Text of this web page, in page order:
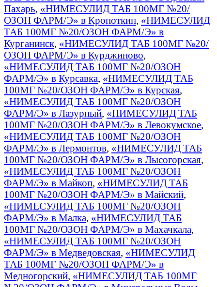
Пахарь, «НИМЕСУЛИД ТАБ 100МГ №20/
ОЗОН ФАРМ/Э» в Кропоткин, «НИМЕСУЛИД
ТАБ 100МГ №20/ОЗОН ФАРМ/Э» в
Курганинск, «НИМЕСУЛИД ТАБ 100МГ №20/
ОЗОН ФАРМ/Э» в Курджиново,
«НИМЕСУЛИД ТАБ 100МГ №20/ОЗОН
ФАРМ/Э» в Курсавка, «НИМЕСУЛИД ТАБ
100МГ №20/ОЗОН ФАРМ/Э» в Курская,
«НИМЕСУЛИД ТАБ 100МГ №20/ОЗОН
ФАРМ/Э» в Лазурный, «НИМЕСУЛИД ТАБ
100МГ №20/ОЗОН ФАРМ/Э» в Левокумское,
«НИМЕСУЛИД ТАБ 100МГ №20/ОЗОН
ФАРМ/Э» в Лермонтов, «НИМЕСУЛИД ТАБ
100МГ №20/ОЗОН ФАРМ/Э» в Лысогорская,
«НИМЕСУЛИД ТАБ 100МГ №20/ОЗОН
ФАРМ/Э» в Майкоп, «НИМЕСУЛИД ТАБ
100МГ №20/ОЗОН ФАРМ/Э» в Майский,
«НИМЕСУЛИД ТАБ 100МГ №20/ОЗОН
ФАРМ/Э» в Малка, «НИМЕСУЛИД ТАБ
100МГ №20/ОЗОН ФАРМ/Э» в Махачкала,
«НИМЕСУЛИД ТАБ 100МГ №20/ОЗОН
ФАРМ/Э» в Медведовская, «НИМЕСУЛИД
ТАБ 100МГ №20/ОЗОН ФАРМ/Э» в
Медногорский, «НИМЕСУЛИД ТАБ 100МГ